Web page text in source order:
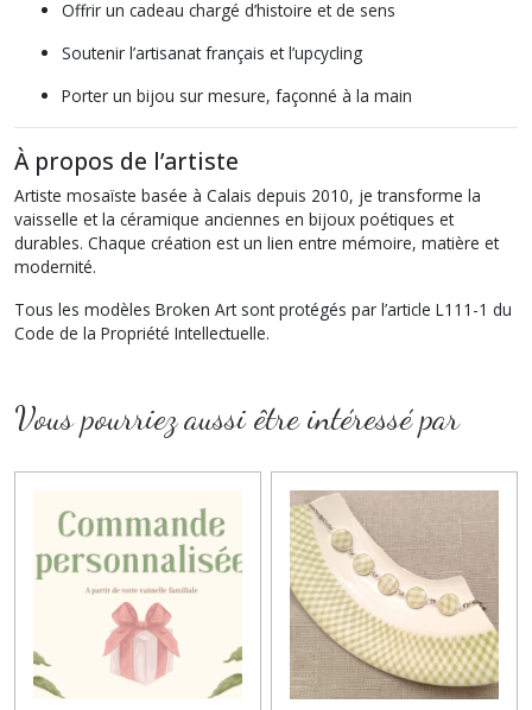
Offrir un cadeau chargé d’histoire et de sens
Soutenir l’artisanat français et l’upcycling
Porter un bijou sur mesure, façonné à la main
À propos de l’artiste
Artiste mosaïste basée à Calais depuis 2010, je transforme la
vaisselle et la céramique anciennes en bijoux poétiques et
durables. Chaque création est un lien entre mémoire, matière et
modernité.
Tous les modèles Broken Art sont protégés par l’article L111-1 du
Code de la Propriété Intellectuelle.
Vous pourriez aussi être intéressé par